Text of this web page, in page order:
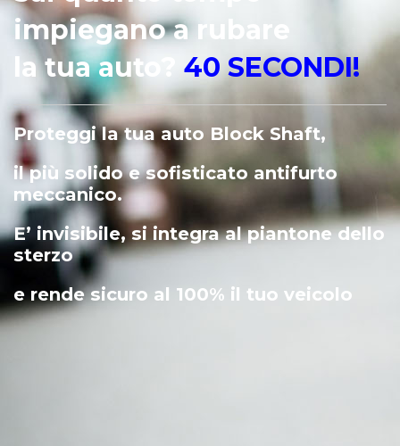
impiegano a rubare
la tua auto?
40 SECONDI!
Proteggi la tua auto Block Shaft,
il più solido e sofisticato antifurto
meccanico.
E’ invisibile, si integra al piantone dello
sterzo
e rende sicuro al 100% il tuo veicolo